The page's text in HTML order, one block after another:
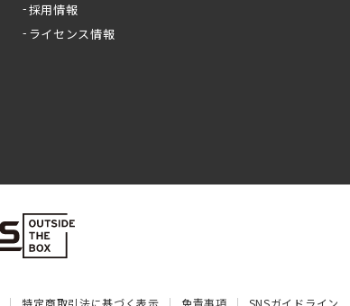
採用情報
ライセンス情報
特定商取引法に基づく表示 免責事項 SNSガイドライン